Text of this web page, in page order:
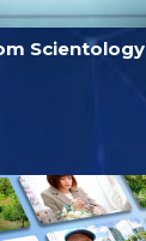
Scientology